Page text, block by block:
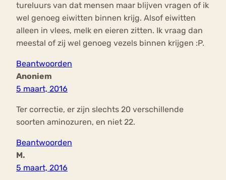
tureluurs van dat mensen maar blijven vragen of ik
wel genoeg eiwitten binnen krijg. Alsof eiwitten
alleen in vlees, melk en eieren zitten. Ik vraag dan
meestal of zij wel genoeg vezels binnen krijgen :P.
Beantwoorden
Anoniem
5 maart, 2016
Ter correctie, er zijn slechts 20 verschillende
soorten aminozuren, en niet 22.
Beantwoorden
M.
5 maart, 2016